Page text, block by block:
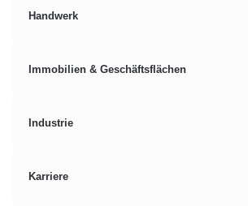
Handwerk
Immobilien & Geschäftsflächen
Industrie
Karriere